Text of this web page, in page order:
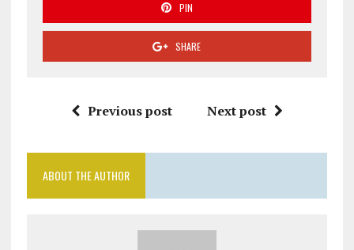
PIN
SHARE
Previous post Next post
ABOUT THE AUTHOR